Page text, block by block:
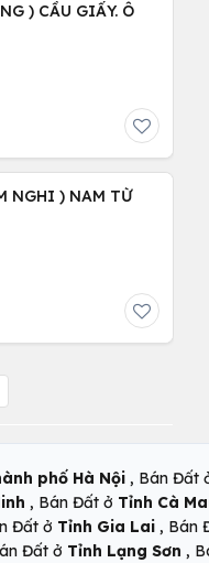
) CẦU GIẤY. Ô
NGHI ) NAM TỪ
phố Hà Nội , Bán Đất
, Bán Đất ở Tỉnh Cà
Đất ở Tỉnh Gia Lai , Bán
Đất ở Tỉnh Lạng Sơn ,